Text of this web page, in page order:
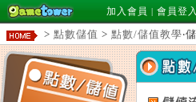
加入會員 | 會員登入
> 點數儲值 > 點數/儲值教學‧